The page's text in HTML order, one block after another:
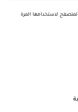
لاستخدامها المرة